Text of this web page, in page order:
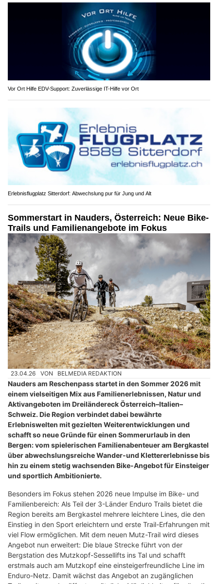
Vor Ort Hilfe EDV-Support: Zuverlässige IT-Hilfe vor Ort
Erlebnisflugplatz Sitterdorf: Abwechslung pur für Jung und Alt
Sommerstart in Nauders, Österreich: Neue Bike-
Trails und Familienangebote im Fokus
23.04.26 VON BELMEDIA REDAKTION
Nauders am Reschenpass startet in den Sommer 2026 mit
einem vielseitigen Mix aus Familienerlebnissen, Natur und
Aktivangeboten im Dreiländereck Österreich–Italien–
Schweiz. Die Region verbindet dabei bewährte
Erlebniswelten mit gezielten Weiterentwicklungen und
schafft so neue Gründe für einen Sommerurlaub in den
Bergen: vom spielerischen Familienabenteuer am Bergkastel
über abwechslungsreiche Wander-und Klettererlebnisse bis
hin zu einem stetig wachsenden Bike-Angebot für Einsteiger
und sportlich Ambitionierte.
Besonders im Fokus stehen 2026 neue Impulse im Bike- und
Familienbereich: Als Teil der 3-Länder Enduro Trails bietet die
Region bereits am Bergkastel mehrere leichtere Lines, die den
Einstieg in den Sport erleichtern und erste Trail-Erfahrungen mit
viel Flow ermöglichen. Mit dem neuen Mutz-Trail wird dieses
Angebot nun erweitert: Die blaue Strecke führt von der
Bergstation des Mutzkopf-Sessellifts ins Tal und schafft
erstmals auch am Mutzkopf eine einsteigerfreundliche Line im
Enduro-Netz. Damit wächst das Angebot an zugänglichen